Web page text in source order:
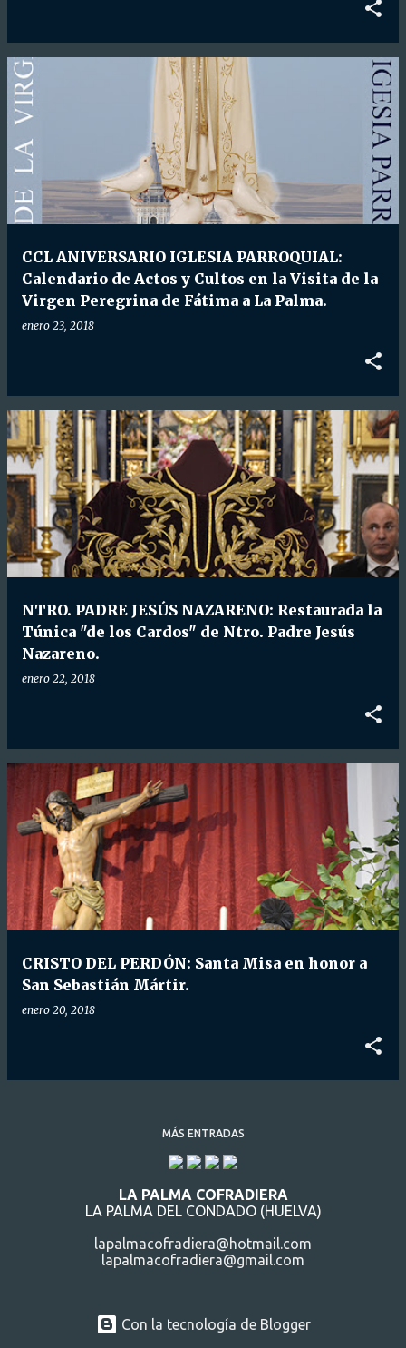
CCL ANIVERSARIO IGLESIA PARROQUIAL:
Calendario de Actos y Cultos en la Visita de la
Virgen Peregrina de Fátima a La Palma.
enero 23, 2018
NTRO. PADRE JESÚS NAZARENO: Restaurada la
Túnica "de los Cardos" de Ntro. Padre Jesús
Nazareno.
enero 22, 2018
CRISTO DEL PERDÓN: Santa Misa en honor a
San Sebastián Mártir.
enero 20, 2018
MÁS ENTRADAS
LA PALMA COFRADIERA
LA PALMA DEL CONDADO (HUELVA)
lapalmacofradiera@hotmail.com
lapalmacofradiera@gmail.com
Con la tecnología de Blogger